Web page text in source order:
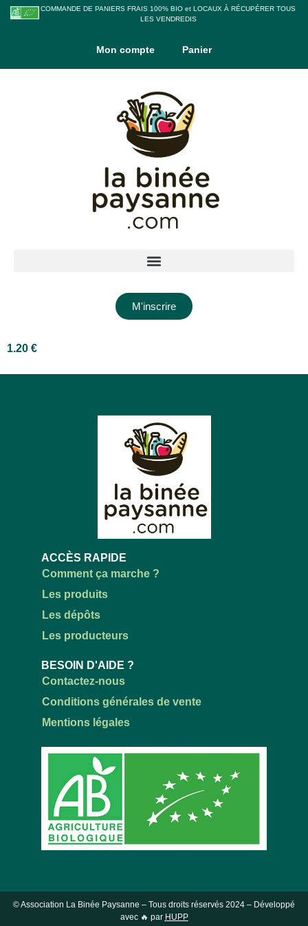
COMMANDE DE PANIERS FRAIS 100% BIO et LOCAUX À RÉCUPÉRER TOUS
LES VENDREDIS
Mon compte Panier
M'inscrire
1.20 €
ACCÈS RAPIDE
Comment ça marche ?
Les produits
Les dépôts
Les producteurs
BESOIN D'AIDE ?
Contactez-nous
Conditions générales de vente
Mentions légales
© Association La Binée Paysanne – Tous droits réservés 2024 – Développé
avec 🔥 par HUPP